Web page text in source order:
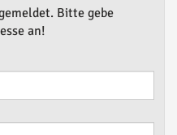
Bitte gebe
an!